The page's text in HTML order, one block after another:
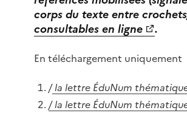
corps du texte entre
consultables en ligne
.
En téléchargement uniquement
/la lettre ÉduNum thématique
/ la lettre ÉduNum